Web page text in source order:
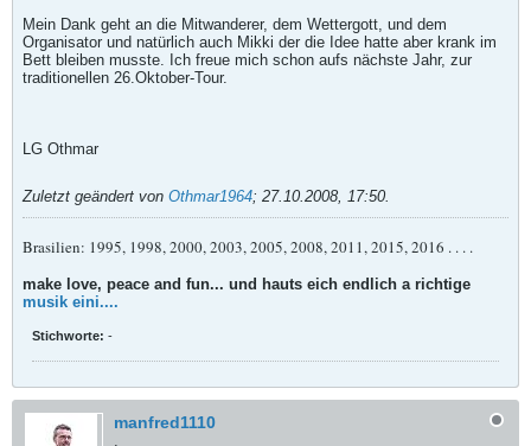
Mein Dank geht an die Mitwanderer, dem Wettergott, und dem
Organisator und natürlich auch Mikki der die Idee hatte aber krank im
Bett bleiben musste. Ich freue mich schon aufs nächste Jahr, zur
traditionellen 26.Oktober-Tour.
LG Othmar
Zuletzt geändert von Othmar1964; 27.10.2008, 17:50.
Brasilien: 1995, 1998, 2000, 2003, 2005, 2008, 2011, 2015, 2016 . . . .
make love, peace and fun... und hauts eich endlich a richtige
musik eini....
Stichworte: -
manfred1110
.